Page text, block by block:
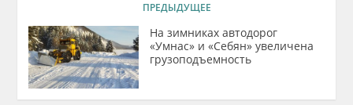
ПРЕДЫДУЩЕЕ
На зимниках автодорог
«Умнас» и «Себян» увеличена
грузоподъемность